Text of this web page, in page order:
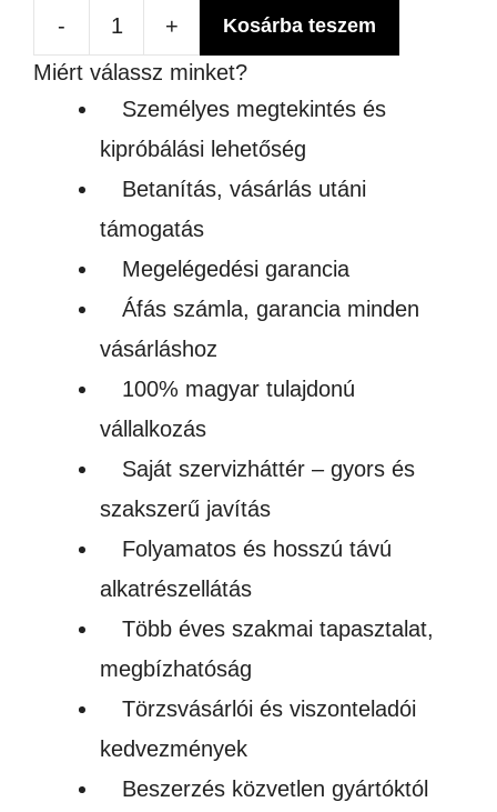
-
FL-
1325
130W
LÉZERVÁGÓ
mennyiség
+ Kosárba teszem
Miért válassz minket?
Személyes megtekintés és
kipróbálási lehetőség
Betanítás, vásárlás utáni
támogatás
Megelégedési garancia
Áfás számla, garancia minden
vásárláshoz
100% magyar tulajdonú
vállalkozás
Saját szervizháttér – gyors és
szakszerű javítás
Folyamatos és hosszú távú
alkatrészellátás
Több éves szakmai tapasztalat,
megbízhatóság
Törzsvásárlói és viszonteladói
kedvezmények
Beszerzés közvetlen gyártóktól